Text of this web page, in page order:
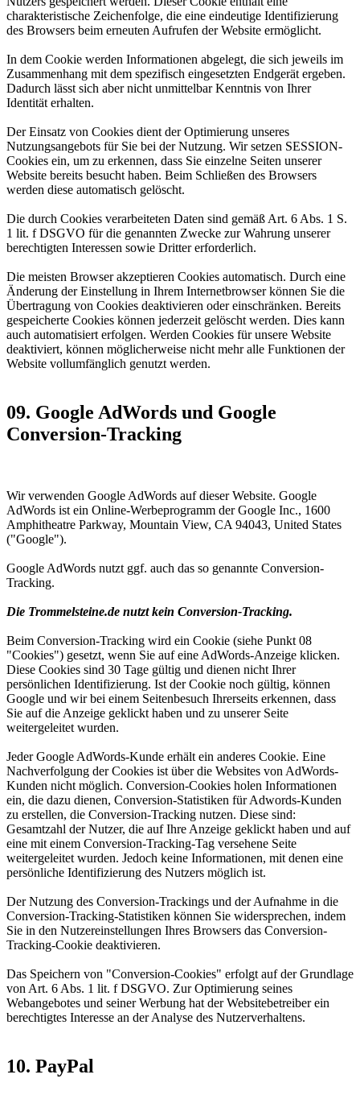
charakteristische Zeichenfolge, die eine eindeutige Identifizierung
des Browsers beim erneuten Aufrufen der Website ermöglicht.
In dem Cookie werden Informationen abgelegt, die sich jeweils im
Zusammenhang mit dem spezifisch eingesetzten Endgerät ergeben.
Dadurch lässt sich aber nicht unmittelbar Kenntnis von Ihrer
Identität erhalten.
Der Einsatz von Cookies dient der Optimierung unseres
Nutzungsangebots für Sie bei der Nutzung. Wir setzen SESSION-
Cookies ein, um zu erkennen, dass Sie einzelne Seiten unserer
Website bereits besucht haben. Beim Schließen des Browsers
werden diese automatisch gelöscht.
Die durch Cookies verarbeiteten Daten sind gemäß Art. 6 Abs. 1 S.
1 lit. f DSGVO für die genannten Zwecke zur Wahrung unserer
berechtigten Interessen sowie Dritter erforderlich.
Die meisten Browser akzeptieren Cookies automatisch. Durch eine
Änderung der Einstellung in Ihrem Internetbrowser können Sie die
Übertragung von Cookies deaktivieren oder einschränken. Bereits
gespeicherte Cookies können jederzeit gelöscht werden. Dies kann
auch automatisiert erfolgen. Werden Cookies für unsere Website
deaktiviert, können möglicherweise nicht mehr alle Funktionen der
Website vollumfänglich genutzt werden.
09. Google AdWords und Google
Conversion-Tracking
Wir verwenden Google AdWords auf dieser Website. Google
AdWords ist ein Online-Werbeprogramm der Google Inc., 1600
Amphitheatre Parkway, Mountain View, CA 94043, United States
("Google").
Google AdWords nutzt ggf. auch das so genannte Conversion-
Tracking.
Die Trommelsteine.de nutzt kein Conversion-Tracking.
Beim Conversion-Tracking wird ein Cookie (siehe Punkt 08
"Cookies") gesetzt, wenn Sie auf eine AdWords-Anzeige klicken.
Diese Cookies sind 30 Tage gültig und dienen nicht Ihrer
persönlichen Identifizierung. Ist der Cookie noch gültig, können
Google und wir bei einem Seitenbesuch Ihrerseits erkennen, dass
Sie auf die Anzeige geklickt haben und zu unserer Seite
weitergeleitet wurden.
Jeder Google AdWords-Kunde erhält ein anderes Cookie. Eine
Nachverfolgung der Cookies ist über die Websites von AdWords-
Kunden nicht möglich. Conversion-Cookies holen Informationen
ein, die dazu dienen, Conversion-Statistiken für Adwords-Kunden
zu erstellen, die Conversion-Tracking nutzen. Diese sind:
Gesamtzahl der Nutzer, die auf Ihre Anzeige geklickt haben und auf
eine mit einem Conversion-Tracking-Tag versehene Seite
weitergeleitet wurden. Jedoch keine Informationen, mit denen eine
persönliche Identifizierung des Nutzers möglich ist.
Der Nutzung des Conversion-Trackings und der Aufnahme in die
Conversion-Tracking-Statistiken können Sie widersprechen, indem
Sie in den Nutzereinstellungen Ihres Browsers das Conversion-
Tracking-Cookie deaktivieren.
Das Speichern von "Conversion-Cookies" erfolgt auf der Grundlage
von Art. 6 Abs. 1 lit. f DSGVO. Zur Optimierung seines
Webangebotes und seiner Werbung hat der Websitebetreiber ein
berechtigtes Interesse an der Analyse des Nutzerverhaltens.
10. PayPal